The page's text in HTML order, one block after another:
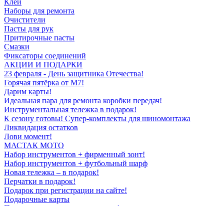
Клеи
Наборы для ремонта
Очистители
Пасты для рук
Притирочные пасты
Смазки
Фиксаторы соединений
АКЦИИ И ПОДАРКИ
23 февраля - День защитника Отечества!
Горячая пятёрка от M7!
Дарим карты!
Идеальная пара для ремонта коробки передач!
Инструментальная тележка в подарок!
К сезону готовы! Супер-комплекты для шиномонтажа
Ликвидация остатков
Лови момент!
МАСТАК МОТО
Набор инструментов + фирменный зонт!
Набор инструментов + футбольный шарф
Новая тележка – в подарок!
Перчатки в подарок!
Подарок при регистрации на сайте!
Подарочные карты